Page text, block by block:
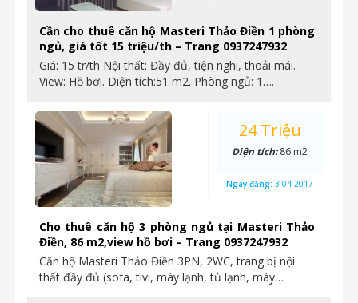
Cần cho thuê căn hộ Masteri Thảo Điền 1 phòng
ngủ, giá tốt 15 triệu/th – Trang 0937247932
Giá: 15 tr/th Nội thất: Đầy đủ, tiện nghi, thoải mái.
View: Hồ bơi. Diện tích:51 m2. Phòng ngủ: 1….
Cho thuê căn hộ 3 phòng ngủ tại Masteri Thảo
Điền, 86 m2,view hồ bơi – Trang 0937247932
Căn hộ Masteri Thảo Điền 3PN, 2WC, trang bị nội
thất đầy đủ (sofa, tivi, máy lạnh, tủ lạnh, máy…
24 Triệu
Diện tích:86 m2
Ngày đăng: 3-04-2017